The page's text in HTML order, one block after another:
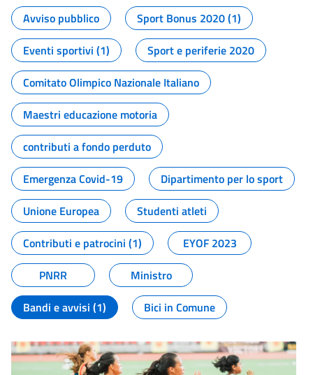
Avviso pubblico
Sport Bonus 2020 (1)
Eventi sportivi (1)
Sport e periferie 2020
Comitato Olimpico Nazionale Italiano
Maestri educazione motoria
contributi a fondo perduto
Emergenza Covid-19
Dipartimento per lo sport
Unione Europea
Studenti atleti
Contributi e patrocini (1)
EYOF 2023
PNRR
Ministro
Bandi e avvisi (1)
Bici in Comune